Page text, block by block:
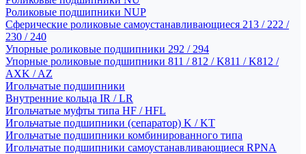
Роликовые подшипники NUP
Сферические роликовые самоустанавливающиеся 213 / 222 /
230 / 240
Упорные роликовые подшипники 292 / 294
Упорные роликовые подшипники 811 / 812 / K811 / K812 /
AXK / AZ
Игольчатые подшипники
Внутренние кольца IR / LR
Игольчатые муфты типа HF / HFL
Игольчатые подшипники (сепаратор) K / KT
Игольчатые подшипники комбинированного типа
Игольчатые подшипники самоустанавливающиеся RPNA